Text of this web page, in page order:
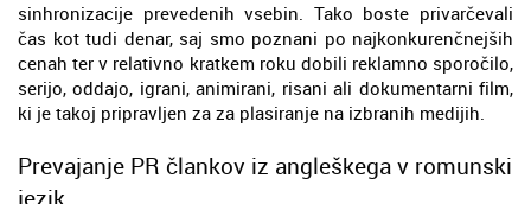
sinhronizacije prevedenih vsebin. Tako boste privarčevali
čas kot tudi denar, saj smo poznani po najkonkurenčnejših
cenah ter v relativno kratkem roku dobili reklamno sporočilo,
serijo, oddajo, igrani, animirani, risani ali dokumentarni film,
ki je takoj pripravljen za za plasiranje na izbranih medijih.
Prevajanje PR člankov iz angleškega v romunski
jezik